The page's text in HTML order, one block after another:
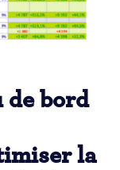
de bord
la